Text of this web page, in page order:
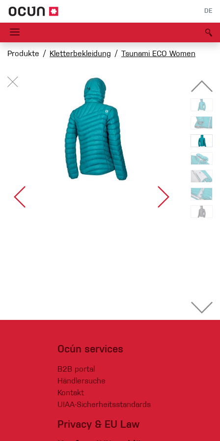
DE
Produkte Kletterbekleidung Tsunami ECO Women
Ocún services
B2B portal
Händlersuche
Kontakt
UIAA-Sicherheitsstandards
Privacy & EU Law